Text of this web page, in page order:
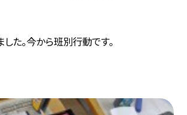
た。今から班別行動です。